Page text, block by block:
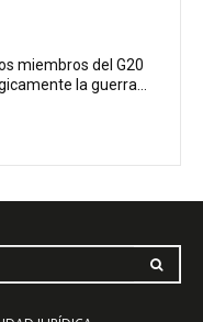
miembros del G20
la guerra...